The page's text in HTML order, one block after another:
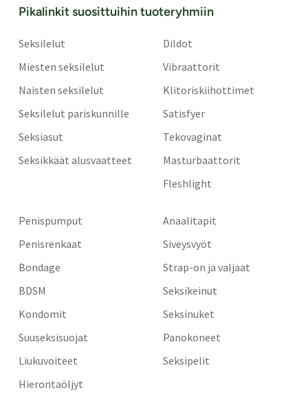
Pikalinkit suosittuihin tuoteryhmiin
Seksilelut
Miesten seksilelut
Naisten seksilelut
Seksilelut pariskunnille
Seksiasut
Seksikkäät alusvaatteet
Dildot
Vibraattorit
Klitoriskiihottimet
Satisfyer
Tekovaginat
Masturbaattorit
Fleshlight
Penispumput
Penisrenkaat
Bondage
BDSM
Kondomit
Suuseksisuojat
Liukuvoiteet
Hierontaöljyt
Anaalitapit
Siveysvyöt
Strap-on ja valjaat
Seksikeinut
Seksinuket
Panokoneet
Seksipelit